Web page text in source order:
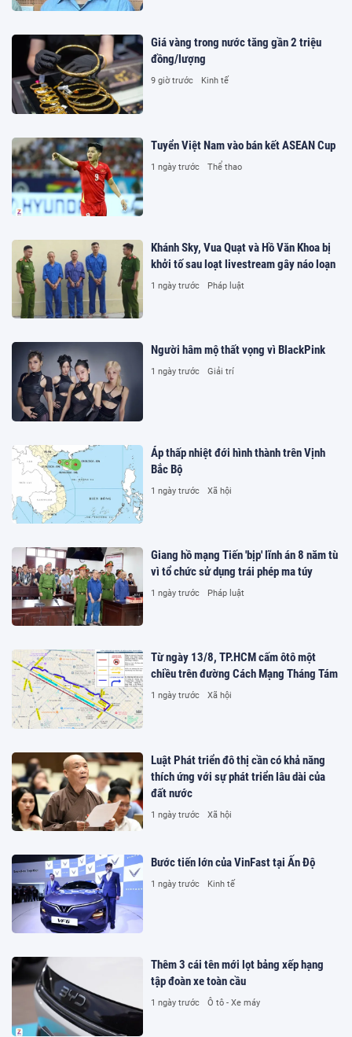
Giá vàng trong nước tăng gần 2 triệu
đồng/lượng
9 giờ trước Kinh tế
Tuyển Việt Nam vào bán kết ASEAN Cup
1 ngày trước Thể thao
Khánh Sky, Vua Quạt và Hồ Văn Khoa bị
khởi tố sau loạt livestream gây náo loạn
1 ngày trước Pháp luật
Người hâm mộ thất vọng vì BlackPink
1 ngày trước Giải trí
Áp thấp nhiệt đới hình thành trên Vịnh
Bắc Bộ
1 ngày trước Xã hội
Giang hồ mạng Tiến 'bịp' lĩnh án 8 năm tù
vì tổ chức sử dụng trái phép ma túy
1 ngày trước Pháp luật
Từ ngày 13/8, TP.HCM cấm ôtô một
chiều trên đường Cách Mạng Tháng Tám
1 ngày trước Xã hội
Luật Phát triển đô thị cần có khả năng
thích ứng với sự phát triển lâu dài của
đất nước
1 ngày trước Xã hội
Bước tiến lớn của VinFast tại Ấn Độ
1 ngày trước Kinh tế
Thêm 3 cái tên mới lọt bảng xếp hạng
tập đoàn xe toàn cầu
1 ngày trước Ô tô - Xe máy